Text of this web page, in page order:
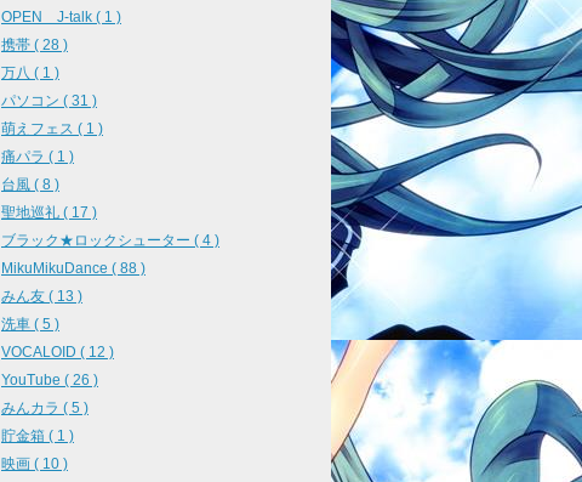
OPEN J-talk ( 1 )
携帯 ( 28 )
万八 ( 1 )
パソコン ( 31 )
萌えフェス ( 1 )
痛パラ ( 1 )
台風 ( 8 )
聖地巡礼 ( 17 )
ブラック★ロックシューター ( 4 )
MikuMikuDance ( 88 )
みん友 ( 13 )
洗車 ( 5 )
VOCALOID ( 12 )
YouTube ( 26 )
みんカラ ( 5 )
貯金箱 ( 1 )
映画 ( 10 )